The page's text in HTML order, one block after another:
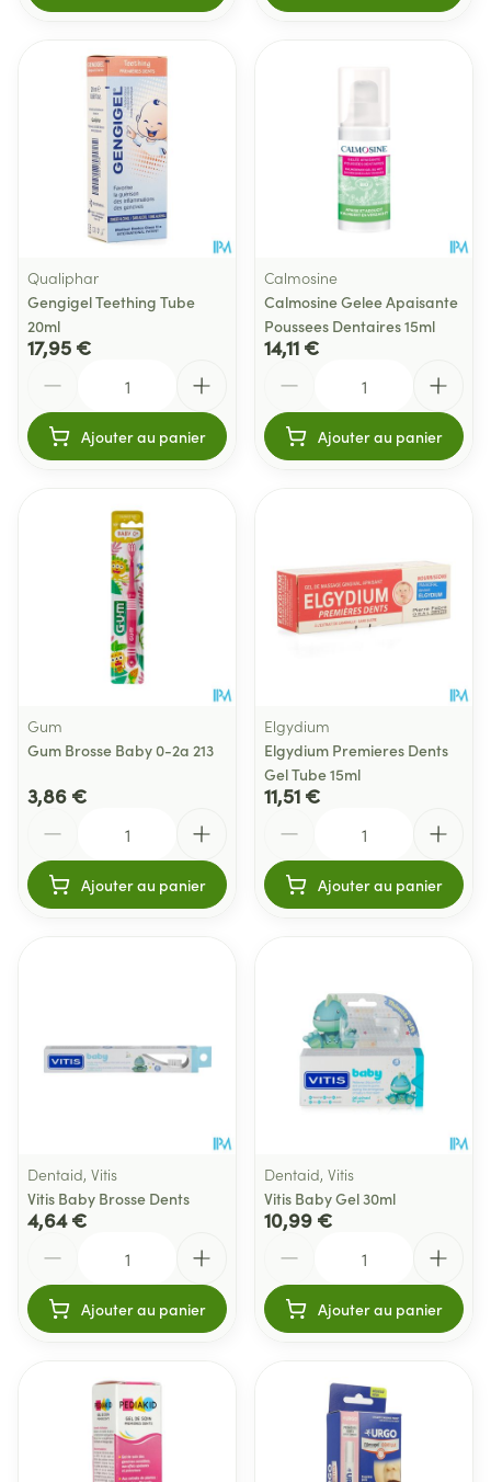
Qualiphar
Gengigel Teething Tube
20ml
17,95 €
Ajouter au panier
Calmosine
Calmosine Gelee Apaisante
Poussees Dentaires 15ml
14,11 €
Ajouter au panier
Gum
Gum Brosse Baby 0-2a 213
3,86 €
Ajouter au panier
Elgydium
Elgydium Premieres Dents
Gel Tube 15ml
11,51 €
Ajouter au panier
Dentaid, Vitis
Vitis Baby Brosse Dents
4,64 €
Ajouter au panier
Dentaid, Vitis
Vitis Baby Gel 30ml
10,99 €
Ajouter au panier